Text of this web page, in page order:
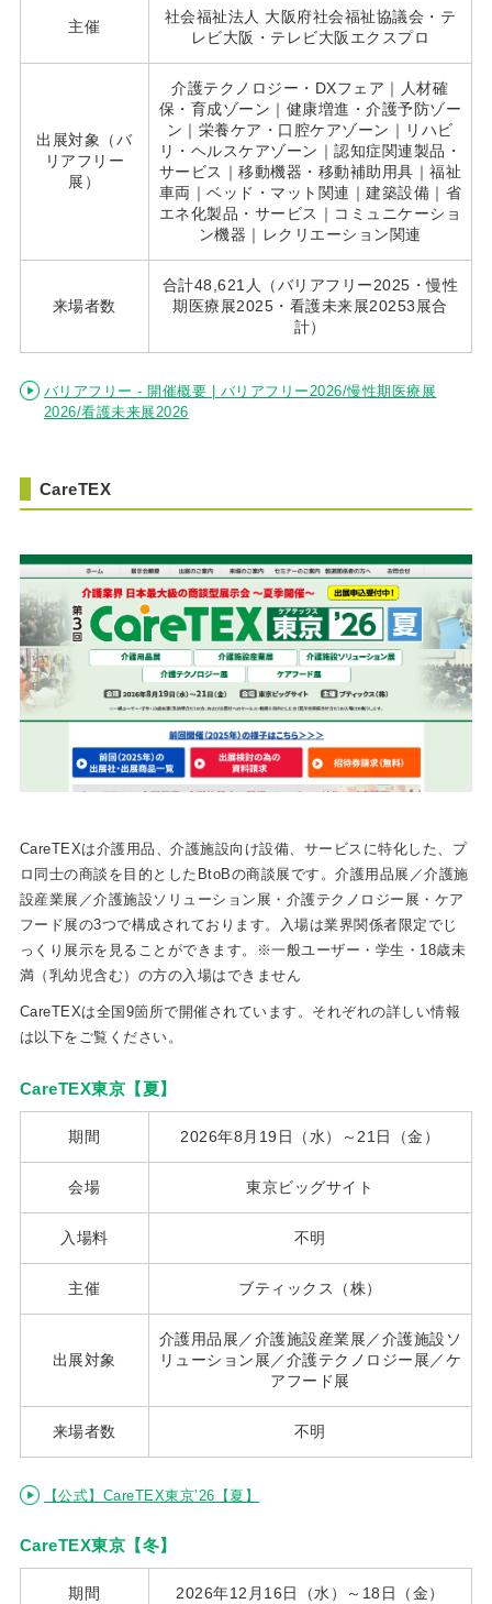
主催
社会福祉法人 大阪府社会福祉協議会・テ
レビ大阪・テレビ大阪エクスプロ
出展対象（バ
リアフリー
展）
介護テクノロジー・DXフェア｜人材確
保・育成ゾーン｜健康増進・介護予防ゾー
ン｜栄養ケア・口腔ケアゾーン｜リハビ
リ・ヘルスケアゾーン｜認知症関連製品・
サービス｜移動機器・移動補助用具｜福祉
車両｜ベッド・マット関連｜建築設備｜省
エネ化製品・サービス｜コミュニケーショ
ン機器｜レクリエーション関連
来場者数
合計48,621人（バリアフリー2025・慢性
期医療展2025・看護未来展20253展合
計）
バリアフリー - 開催概要 | バリアフリー2026/慢性期医療展
2026/看護未来展2026
CareTEX
CareTEXは介護用品、介護施設向け設備、サービスに特化した、プ
ロ同士の商談を目的としたBtoBの商談展です。介護用品展／介護施
設産業展／介護施設ソリューション展・介護テクノロジー展・ケア
フード展の3つで構成されております。入場は業界関係者限定でじ
っくり展示を見ることができます。※一般ユーザー・学生・18歳未
満（乳幼児含む）の方の入場はできません
CareTEXは全国9箇所で開催されています。それぞれの詳しい情報
は以下をご覧ください。
CareTEX東京【夏】
期間 2026年8月19日（水）～21日（金）
会場 東京ビッグサイト
入場料 不明
主催 ブティックス（株）
出展対象
介護用品展／介護施設産業展／介護施設ソ
リューション展／介護テクノロジー展／ケ
アフード展
来場者数 不明
【公式】CareTEX東京’26【夏】
CareTEX東京【冬】
期間 2026年12月16日（水）～18日（金）